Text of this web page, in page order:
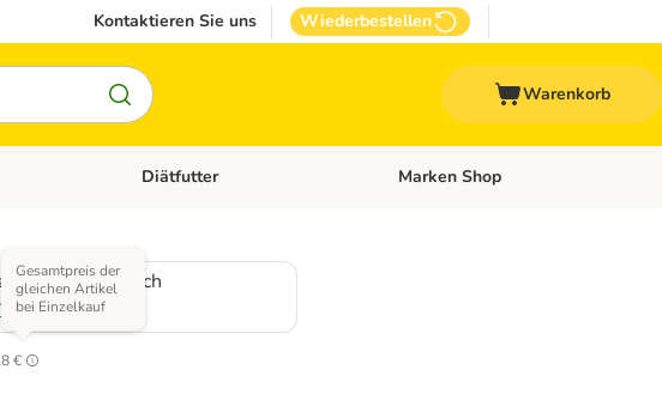
Kontaktieren Sie uns Wiederbestellen
Warenkorb
und ZubehörKategorie-Menü öffnen: Andere Haustiere
Diätfutter Kategorie-Menü öffnen: Diätfutter
Marken Shop
/ Rotwild Hirsch
€
Gesamtpreis der
gleichen Artikel
bei Einzelkauf